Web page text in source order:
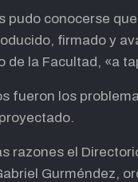
pudo conocerse
firmado y
de la Facultad, «a
fueron los
razones el
Gurméndez,